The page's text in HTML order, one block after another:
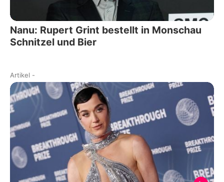
Nanu: Rupert Grint bestellt in Monschau
Schnitzel und Bier
Artikel -